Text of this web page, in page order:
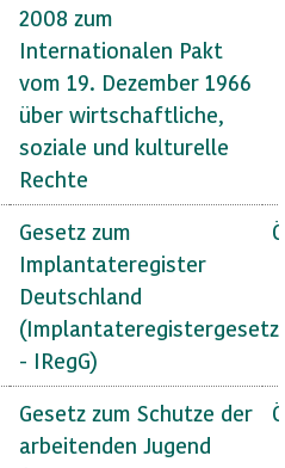
2008 zum
Internationalen Pakt
vom 19. Dezember 1966
über wirtschaftliche,
soziale und kulturelle
Rechte
Gesetz zum
Implantateregister
Deutschland
(Implantateregistergesetz
- IRegG)
Gesetz zum Schutze der
arbeitenden Jugend